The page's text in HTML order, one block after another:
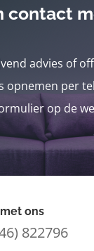
contact
advies of
opnemen per
op de
ons
822796